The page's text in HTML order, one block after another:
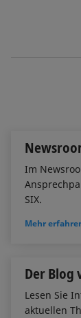
Im
SIX.
Mehr
Der Blog
Lesen Sie
aktuellen